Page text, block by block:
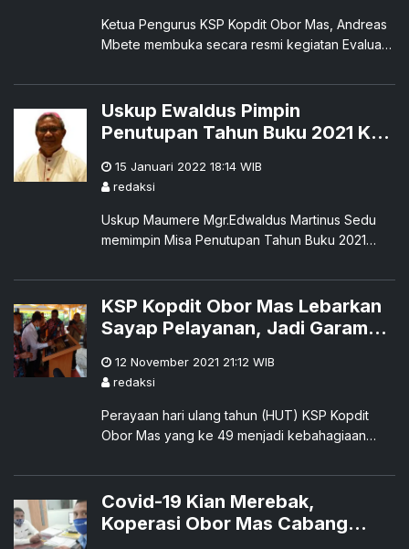
Ketua Pengurus KSP Kopdit Obor Mas, Andreas
Mbete membuka secara resmi kegiatan Evaluasi
2022 KSP Kopdit Obor Mas di Aula Puskopdit
Swadaya Kelurahan Kota Uneng, Kkacamatan
Alok, Kabupaten Sikka, Senin, 17 Januari 2022.
Uskup Ewaldus Pimpin
Penutupan Tahun Buku 2021 KSP
15 Januari 2022 18:14 WIB
redaksi
Uskup Maumere Mgr.Edwaldus Martinus Sedu
memimpin Misa Penutupan Tahun Buku 2021
besar KSP Kopdit Obor Mas di Gereja Paroki
Santo Thomas Morus, Maumere, Sabtu, 15
Januari 2022.
KSP Kopdit Obor Mas Lebarkan
Sayap Pelayanan, Jadi Garam
12 November 2021 21:12 WIB
redaksi
Perayaan hari ulang tahun (HUT) KSP Kopdit
Obor Mas yang ke 49 menjadi kebahagiaan
baik staf pengurus maupun anggotannya
Covid-19 Kian Merebak,
Koperasi Obor Mas Cabang